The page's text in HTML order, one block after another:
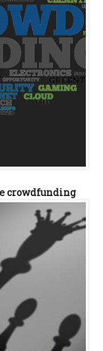
crowdfunding